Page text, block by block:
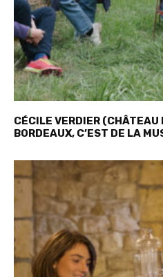
CÉCILE VERDIER (CHÂTEAU
BORDEAUX, C’EST DE LA